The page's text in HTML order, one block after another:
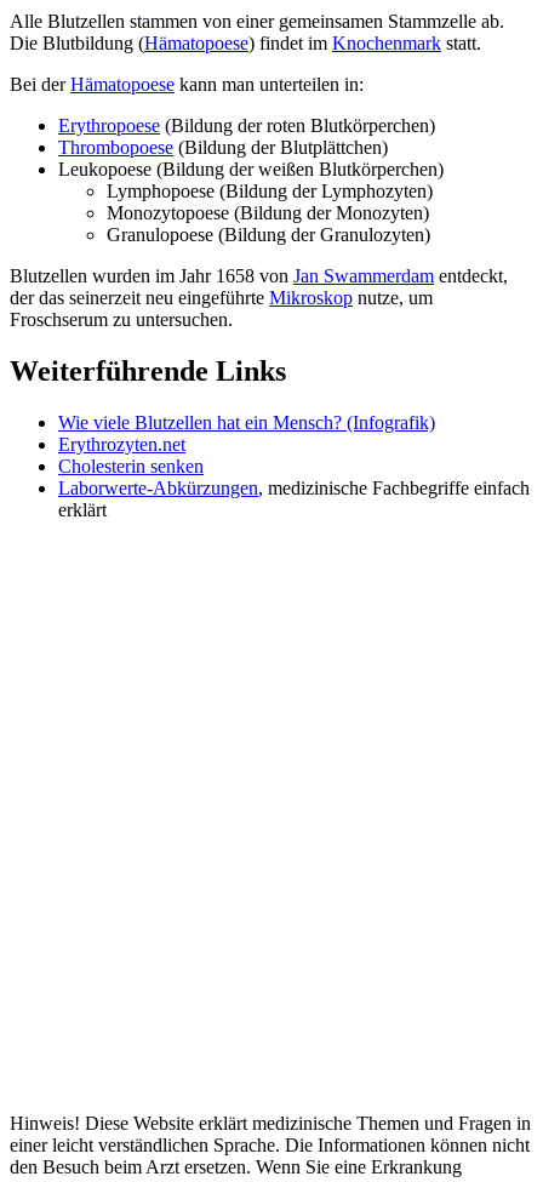
Alle Blutzellen stammen von einer gemeinsamen Stammzelle ab.
Die Blutbildung (Hämatopoese) findet im Knochenmark statt.
Bei derHämatopoese kann man unterteilen in:
Erythropoese (Bildung der roten Blutkörperchen)
Thrombopoese (Bildung der Blutplättchen)
Leukopoese (Bildung der weißen Blutkörperchen)
Lymphopoese (Bildung der Lymphozyten)
Monozytopoese (Bildung der Monozyten)
Granulopoese (Bildung der Granulozyten)
Blutzellen wurden im Jahr 1658 von Jan Swammerdam entdeckt,
der das seinerzeit neu eingeführte Mikroskop nutze, um
Froschserum zu untersuchen.
Weiterführende Links
Wie viele Blutzellen hat ein Mensch? (Infografik)
Erythrozyten.net
Cholesterin senken
Laborwerte-Abkürzungen, medizinische Fachbegriffe einfach
erklärt
Hinweis! Diese Website erklärt medizinische Themen und Fragen in
einer leicht verständlichen Sprache. Die Informationen können nicht
den Besuch beim Arzt ersetzen. Wenn Sie eine Erkrankung